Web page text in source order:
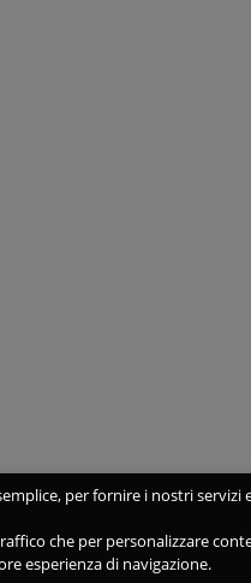
per fornire i nostri
che per personalizzare
esperienza di navigazione.